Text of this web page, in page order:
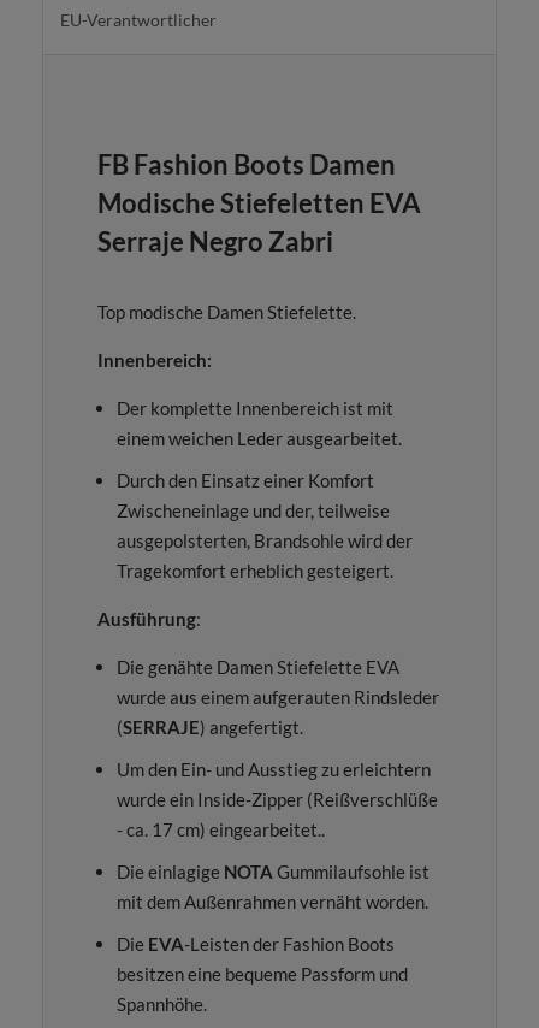
EU-Verantwortlicher
FB Fashion Boots Damen
Modische Stiefeletten EVA
Serraje Negro Zabri
Top modische Damen Stiefelette.
Innenbereich:
Der komplette Innenbereich ist mit
einem weichen Leder ausgearbeitet.
Durch den Einsatz einer Komfort
Zwischeneinlage und der, teilweise
ausgepolsterten, Brandsohle wird der
Tragekomfort erheblich gesteigert.
Ausführung:
Die genähte Damen Stiefelette EVA
wurde aus einem aufgerauten Rindsleder
(SERRAJE) angefertigt.
Um den Ein- und Ausstieg zu erleichtern
wurde ein Inside-Zipper (Reißverschlüße
- ca. 17 cm) eingearbeitet..
Die einlagige NOTA Gummilaufsohle ist
mit dem Außenrahmen vernäht worden.
Die EVA-Leisten der Fashion Boots
besitzen eine bequeme Passform und
Spannhöhe.